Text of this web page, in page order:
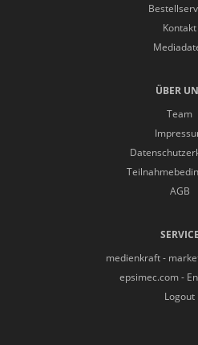
Kontakt
ÜBER
Team
AGB
SERVICE
medienkraft -
epsimec.com -
Logout